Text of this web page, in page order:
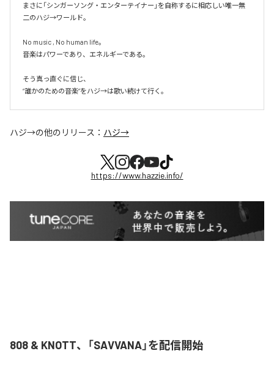
まさに「シンガーソング・エンターテイナー」を自称するに相応しい唯一無
二のハジ→ワールド。
No music , No human life。
音楽はパワーであり、エネルギーである。
そう真っ直ぐに信じ、
ハジ→の他のリリース： ハジ→
https://www.hazzie.info/
808 & KNOTT、「SAVVANA」を配信開始